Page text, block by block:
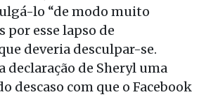
lo “de modo muito
por esse lapso de
deveria desculpar-se.
de Sheryl uma
descaso com que o Facebook